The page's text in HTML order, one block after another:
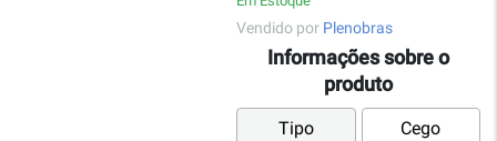
Vendido por Plenobras
Informações sobre o
produto
Tipo Cego